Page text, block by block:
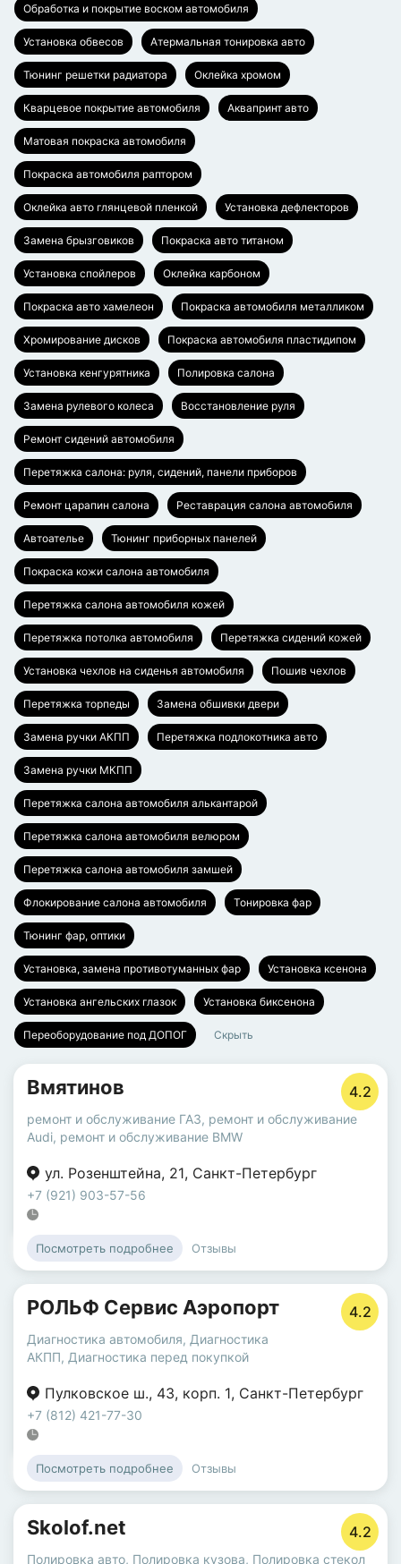
Обработка и покрытие воском автомобиля
Установка обвесов Атермальная тонировка авто
Тюнинг решетки радиатора Оклейка хромом
Кварцевое покрытие автомобиля Аквапринт авто
Матовая покраска автомобиля
Покраска автомобиля раптором
Оклейка авто глянцевой пленкой Установка дефлекторов
Замена брызговиков Покраска авто титаном
Установка спойлеров Оклейка карбоном
Покраска авто хамелеон Покраска автомобиля металликом
Хромирование дисков Покраска автомобиля пластидипом
Установка кенгурятника Полировка салона
Замена рулевого колеса Восстановление руля
Ремонт сидений автомобиля
Перетяжка салона: руля, сидений, панели приборов
Ремонт царапин салона Реставрация салона автомобиля
Автоателье Тюнинг приборных панелей
Покраска кожи салона автомобиля
Перетяжка салона автомобиля кожей
Перетяжка потолка автомобиля Перетяжка сидений кожей
Установка чехлов на сиденья автомобиля Пошив чехлов
Перетяжка торпеды Замена обшивки двери
Замена ручки АКПП Перетяжка подлокотника авто
Замена ручки МКПП
Перетяжка салона автомобиля алькантарой
Перетяжка салона автомобиля велюром
Перетяжка салона автомобиля замшей
Флокирование салона автомобиля Тонировка фар
Тюнинг фар, оптики
Установка, замена противотуманных фар Установка ксенона
Установка ангельских глазок Установка биксенона
Переоборудование под ДОПОГ Скрыть
Вмятинов 4.2
ремонт и обслуживание ГАЗ, ремонт и обслуживание
Audi, ремонт и обслуживание BMW
ул. Розенштейна, 21, Санкт-Петербург
+7 (921) 903-57-56
Посмотреть подробнее Отзывы
РОЛЬФ Сервис Аэропорт 4.2
Диагностика автомобиля, Диагностика
АКПП, Диагностика перед покупкой
Пулковское ш., 43, корп. 1, Санкт-Петербург
+7 (812) 421-77-30
Посмотреть подробнее Отзывы
Skolof.net 4.2
Полировка авто, Полировка кузова, Полировка стекол